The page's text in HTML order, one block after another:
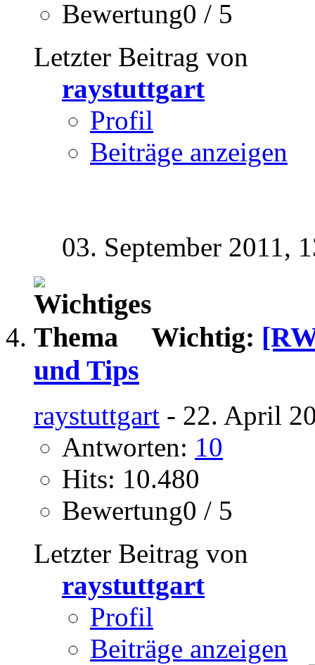
Bewertung0 / 5
Letzter Beitrag von
raystuttgart
Profil
Beiträge anzeigen
03. September 2011,
Wichtig:
und Tips
raystuttgart - 22. April
Antworten: 10
Hits: 10.480
Bewertung0 / 5
Letzter Beitrag von
raystuttgart
Profil
Beiträge anzeigen